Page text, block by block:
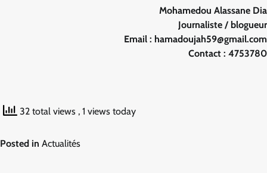
Mohamedou Alassane Dia
Journaliste / blogueur
Email : hamadoujah59@gmail.com
Contact : 4753780
32 total views , 1 views today
Posted in Actualités